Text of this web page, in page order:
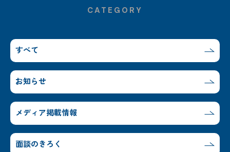
CATEGORY
すべて
お知らせ
メディア掲載情報
面談のきろく